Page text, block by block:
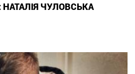
ЧУЛОВСЬКА